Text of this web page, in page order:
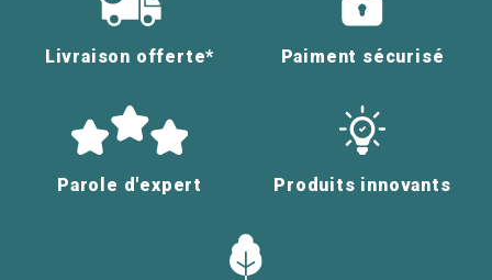
Livraison offerte* Paiment sécurisé
Parole d'expert Produits innovants